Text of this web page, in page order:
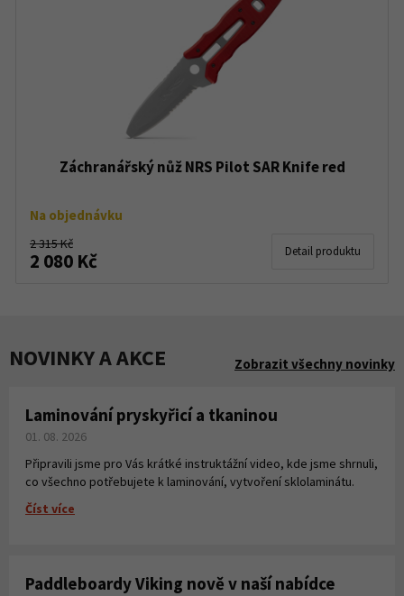
Záchranářský nůž NRS Pilot SAR Knife red
Na objednávku
2 315 Kč
2 080 Kč Detail produktu
NOVINKY A AKCE Zobrazit všechny novinky
Laminování pryskyřicí a tkaninou
01. 08. 2026
Připravili jsme pro Vás krátké instruktážní video, kde jsme shrnuli,
co všechno potřebujete k laminování, vytvoření sklolaminátu.
Číst více
Paddleboardy Viking nově v naší nabídce